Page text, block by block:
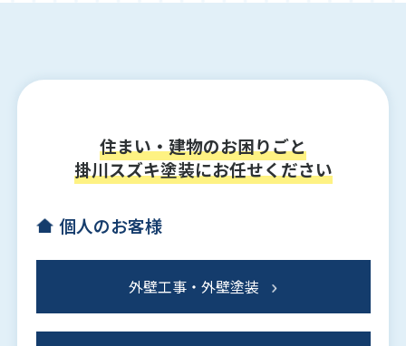
住まい・建物のお困りごと
掛川スズキ塗装にお任せください
個人のお客様
外壁工事・外壁塗装